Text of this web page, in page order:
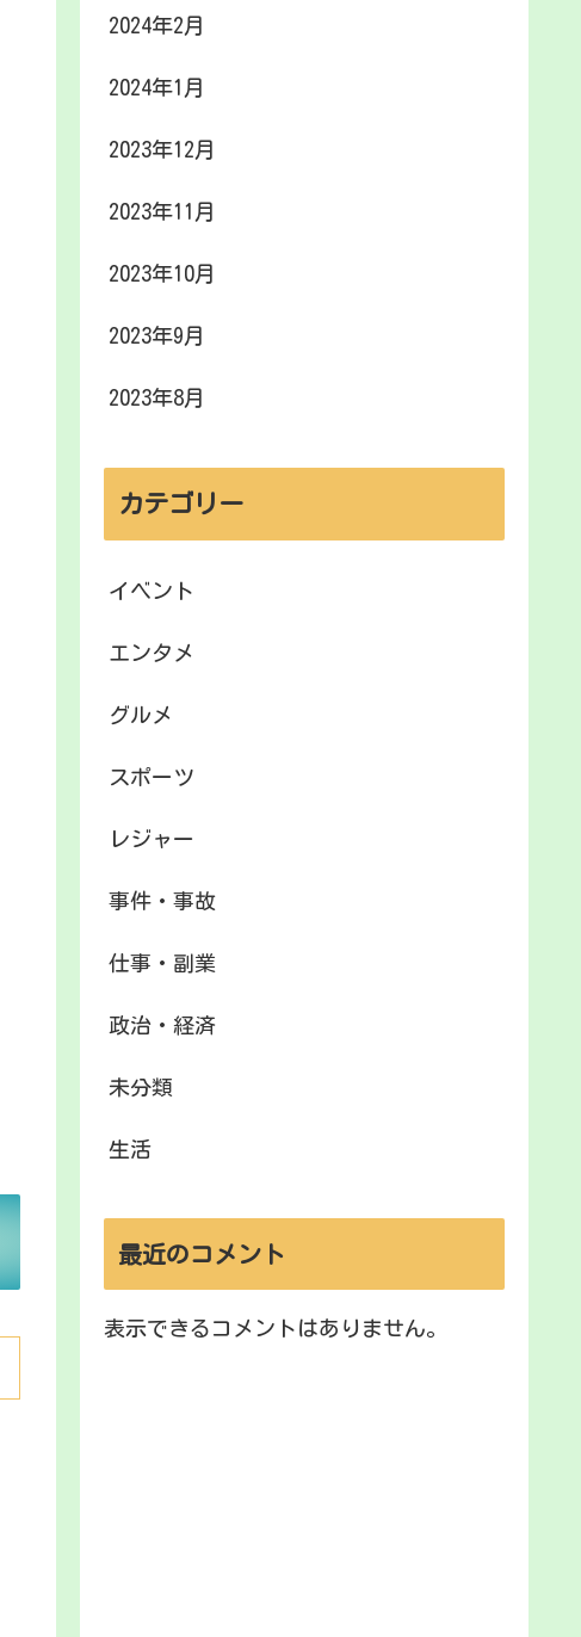
2024年2月
2024年1月
2023年12月
2023年11月
2023年10月
2023年9月
2023年8月
カテゴリー
イベント
エンタメ
グルメ
スポーツ
レジャー
事件・事故
仕事・副業
政治・経済
未分類
生活
最近のコメント
表示できるコメントはありません。